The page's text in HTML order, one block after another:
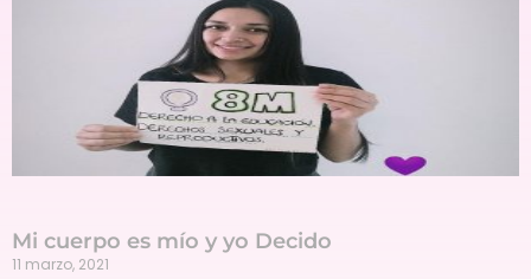
Mi cuerpo es mío y yo Decido
11 marzo, 2021